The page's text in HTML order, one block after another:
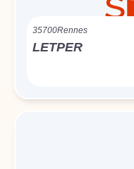
35700Rennes
LETPER